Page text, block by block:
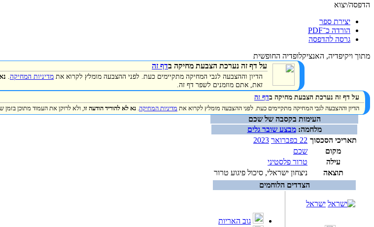
הדפסה/יצוא
יצירת ספר
הורדה כ־PDF
גרסה להדפסה
מתוך ויקיפדיה, האנציקלופדיה החופשית
על דף זה נערכת הצבעת מחיקה בדף זה
הדיון וההצבעה לגבי המחיקה מתקיימים כעת. לפני ההצבעה מומלץ לקרוא את מדיניות המחיקה.
זאת, אתם מוזמנים לשפר דף זה.
על דף זה נערכת הצבעת מחיקה בדף זה
הדיון וההצבעה לגבי המחיקה מתקיימים כעת. לפני ההצבעה מומלץ לקרוא את מדיניות המחיקה. נא לא להוריד הודעה זו, ולא לרוקן את העמוד מתוכן
העימות בקסבה של שכם
מלחמה:מבצע שובר גלים
תאריכי הסכסוך 22 בפברואר
2023
מקום
שכם
עילה
טרור פלסטיני
תוצאה
ניצחון ישראלי, סיכול פיגוע טרור
הצדדים הלוחמים
ישראל
גוב האריות